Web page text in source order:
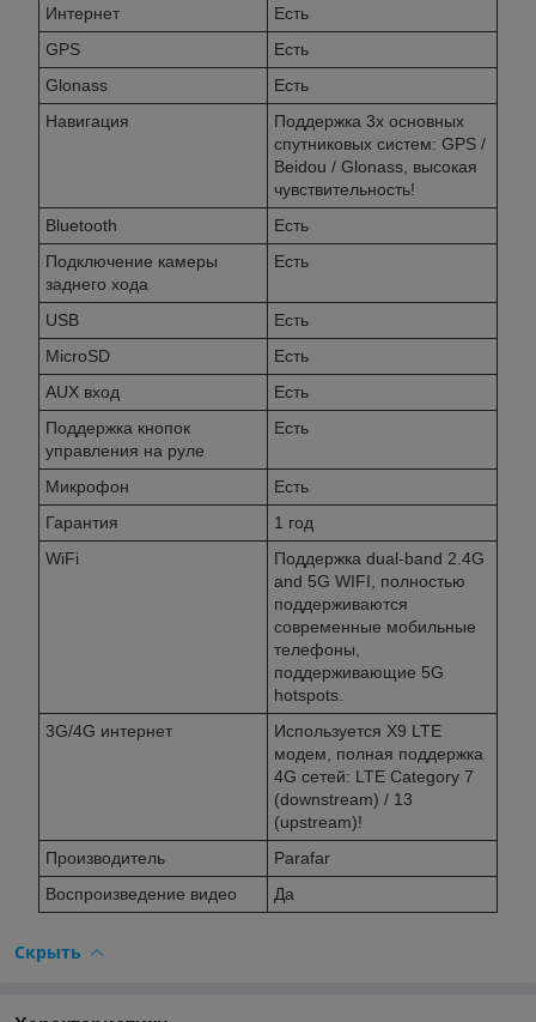
Интернет
Есть
GPS
Есть
Glonass
Есть
Навигация
Поддержка 3х основных
спутниковых систем: GPS /
Beidou / Glonass, высокая
чувствительность!
Bluetooth
Есть
Подключение камеры
заднего хода
Есть
USB
Есть
MicroSD
Есть
AUX вход
Есть
Поддержка кнопок
управления на руле
Есть
Микрофон
Есть
Гарантия
1 год
WiFi
Поддержка dual-band 2.4G
and 5G WIFI, полностью
поддерживаются
современные мобильные
телефоны,
поддерживающие 5G
hotspots.
3G/4G интернет
Используется X9 LTE
модем, полная поддержка
4G сетей: LTE Category 7
(downstream) / 13
(upstream)!
Производитель
Parafar
Воспроизведение видео
Да
Скрыть